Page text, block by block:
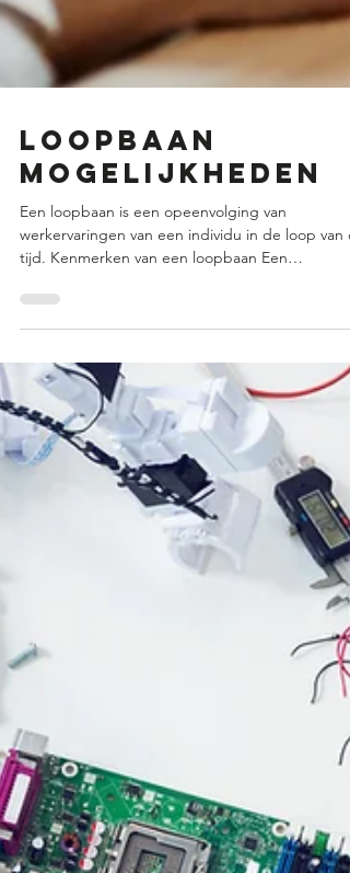
LOOPBAAN
MOGELIJKHEDEN
Een loopbaan is een opeenvolging van
medewerker...